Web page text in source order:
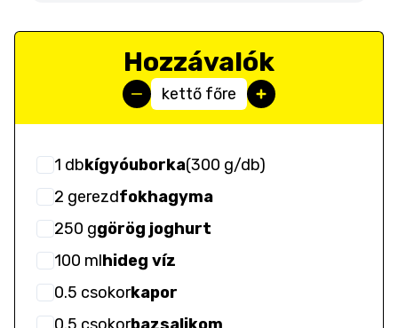
Hozzávalók
kettő főre
1 dbkígyóuborka(300 g/db)
2 gerezdfokhagyma
250 ggörög joghurt
100 mlhideg víz
0.5 csokorkapor